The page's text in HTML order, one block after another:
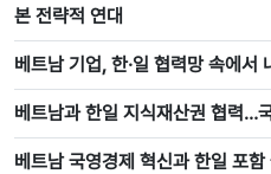
본 전략적 연대
베트남 기업, 한·일 협력망 속에서
베트남과 한일 지식재산권 협력…
베트남 국영경제 혁신과 한일 포함